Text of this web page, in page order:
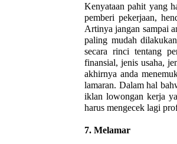
Kenyataan pahit yang
pemberi pekerjaan,
Artinya jangan sampai
paling mudah
secara rinci tentang
finansial, jenis usaha,
akhirnya anda
lamaran. Dalam hal
iklan lowongan kerja
harus mengecek lagi
7. Melamar